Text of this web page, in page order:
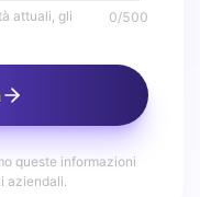
attuali, gli
0/500
queste informazioni
aziendali.